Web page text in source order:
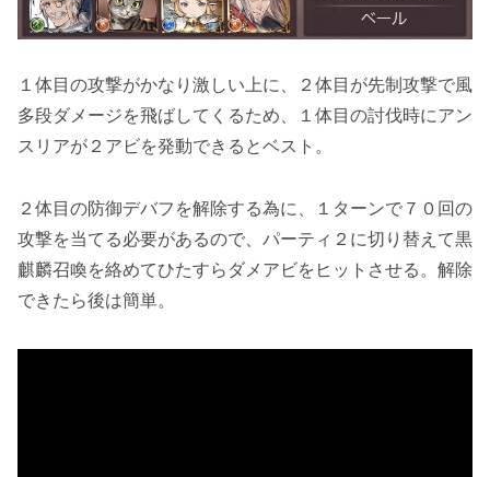
１体目の攻撃がかなり激しい上に、
２体目が先制攻撃で風
多段ダメージを飛ばしてくるため、１体目の討伐時にアン
スリアが２アビを発動できるとベスト。
２体目の防御デバフを解除する為に、１ターンで７０回の
攻撃を当てる必要があるので、パーティ２に切り替えて黒
麒麟召喚を絡めてひたすらダメアビをヒットさせる。解除
できたら後は簡単。